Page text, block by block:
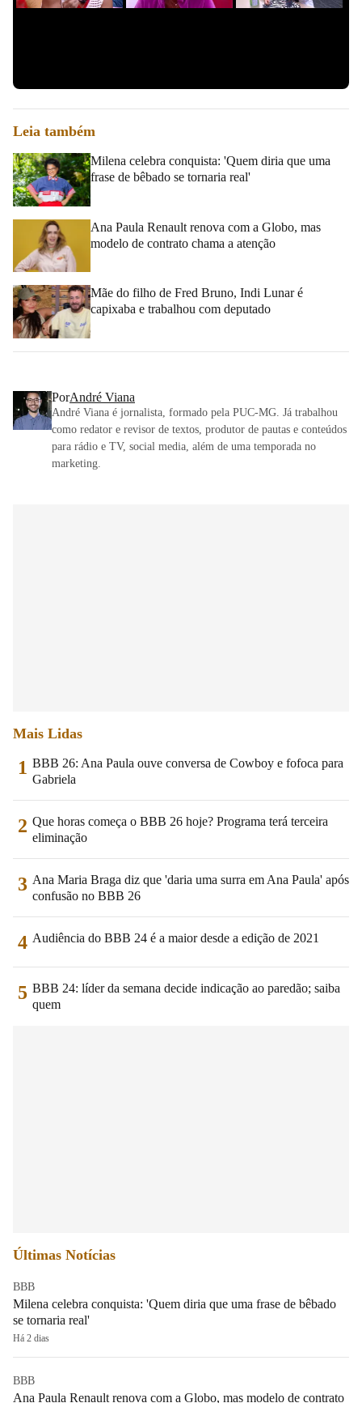
Leia também
Milena celebra conquista: 'Quem diria que uma
frase de bêbado se tornaria real'
Ana Paula Renault renova com a Globo, mas
modelo de contrato chama a atenção
Mãe do filho de Fred Bruno, Indi Lunar é
capixaba e trabalhou com deputado
PorAndré Viana
André Viana é jornalista, formado pela PUC-MG. Já trabalhou
como redator e revisor de textos, produtor de pautas e conteúdos
para rádio e TV, social media, além de uma temporada no
marketing.
Mais Lidas
1 BBB 26: Ana Paula ouve conversa de Cowboy e fofoca para
Gabriela
2 Que horas começa o BBB 26 hoje? Programa terá terceira
eliminação
3 Ana Maria Braga diz que 'daria uma surra em Ana Paula' após
confusão no BBB 26
4 Audiência do BBB 24 é a maior desde a edição de 2021
5 BBB 24: líder da semana decide indicação ao paredão; saiba
quem
Últimas Notícias
BBB
Milena celebra conquista: 'Quem diria que uma frase de bêbado
se tornaria real'
Há 2 dias
BBB
Ana Paula Renault renova com a Globo, mas modelo de contrato